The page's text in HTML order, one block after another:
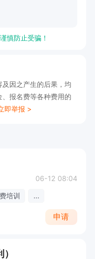
慎防止受骗！
因之产生的后果，均
报名费等各种费用的
即举报 >
06-12 08:04
培训 ...
申请